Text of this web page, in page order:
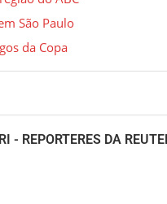
São Paulo
da Copa
- REPORTERES DA